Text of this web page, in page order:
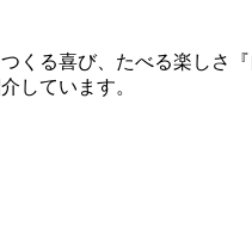
つくる喜び、たべる楽しさ
しています。